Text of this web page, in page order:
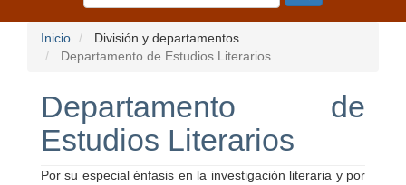
Inicio
División y departamentos
Departamento de Estudios Literarios
Departamento de
Estudios Literarios
Por su especial énfasis en la investigación literaria y por